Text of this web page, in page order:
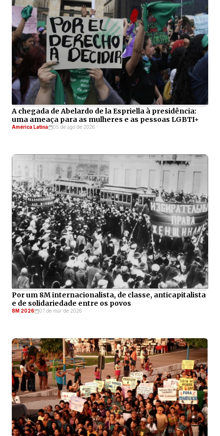
A chegada de Abelardo de la Espriella à presidência:
uma ameaça para as mulheres e as pessoas LGBTI+
América Latina 05 de ago de 2026
Por um 8M internacionalista, de classe, anticapitalista
e de solidariedade entre os povos
8M 2026 07 de mar de 2026